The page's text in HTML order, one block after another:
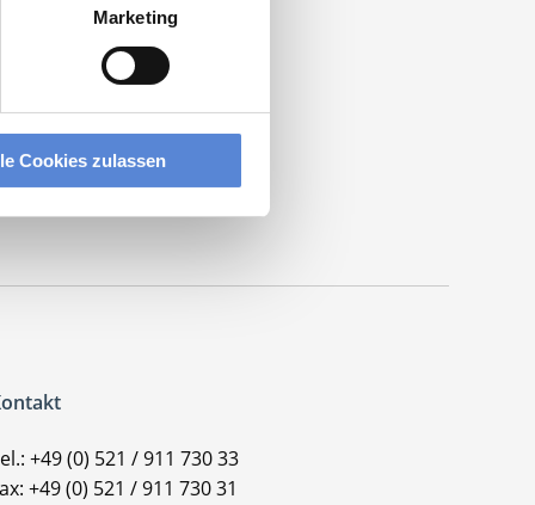
Marketing
Cookies zulassen
+49 (0) 521 / 911 730 33
+49 (0) 521 / 911 730 31